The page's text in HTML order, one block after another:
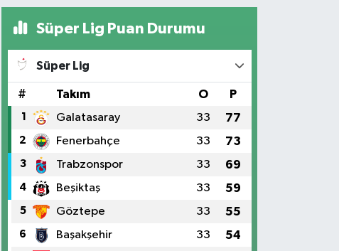
Süper Lig Puan Durumu
Süper Lig
# Takım O P
1 Galatasaray 33 77
2 Fenerbahçe 33 73
3 Trabzonspor 33 69
4 Beşiktaş 33 59
5 Göztepe 33 55
6 Başakşehir 33 54